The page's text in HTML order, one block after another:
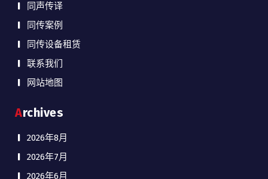
同声传译
同传案例
同传设备租赁
联系我们
网站地图
Archives
2026年8月
2026年7月
2026年6月